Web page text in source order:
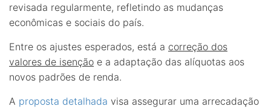
revisada regularmente, refletindo as mudanças
econômicas e sociais do país.
Entre os ajustes esperados, está a correção dos
valores de isenção e a adaptação das alíquotas aos
novos padrões de renda.
A proposta detalhada visa assegurar uma arrecadação